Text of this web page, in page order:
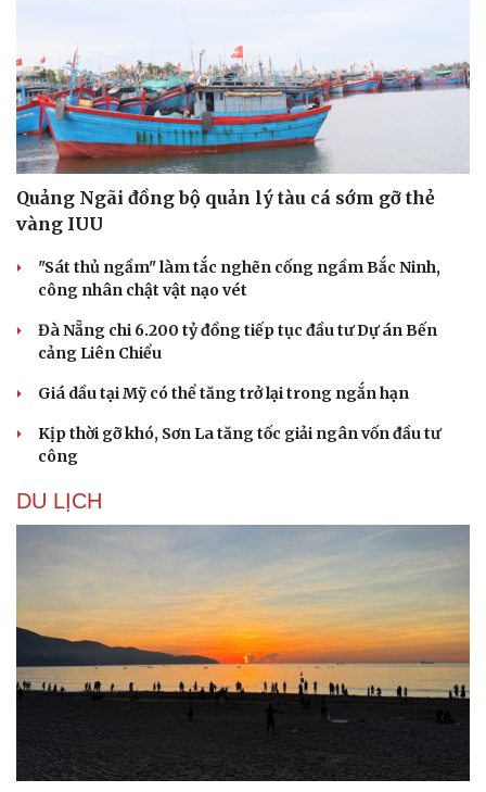
Quảng Ngãi đồng bộ quản lý tàu cá sớm gỡ thẻ
vàng IUU
"Sát thủ ngầm" làm tắc nghẽn cống ngầm Bắc Ninh,
công nhân chật vật nạo vét
Đà Nẵng chi 6.200 tỷ đồng tiếp tục đầu tư Dự án Bến
cảng Liên Chiểu
Giá dầu tại Mỹ có thể tăng trở lại trong ngắn hạn
Kịp thời gỡ khó, Sơn La tăng tốc giải ngân vốn đầu tư
công
DU LỊCH